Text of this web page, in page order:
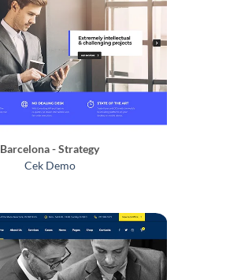
Barcelona - Strategy
Cek Demo